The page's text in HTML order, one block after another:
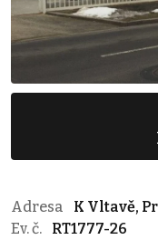
Adresa
K Vltavě,
Ev. č.
RT1777-26